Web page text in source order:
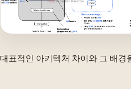
대표적인 아키텍처 차이와 그 배경